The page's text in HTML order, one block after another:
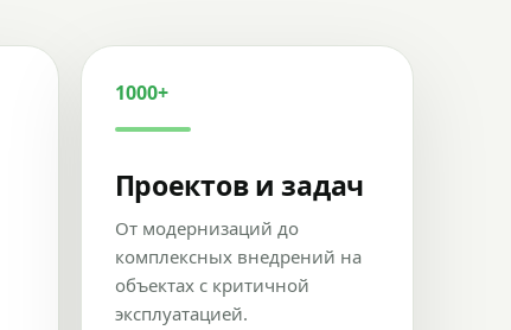
1000+
Проектов и задач
От модернизаций до
комплексных внедрений на
объектах с критичной
эксплуатацией.